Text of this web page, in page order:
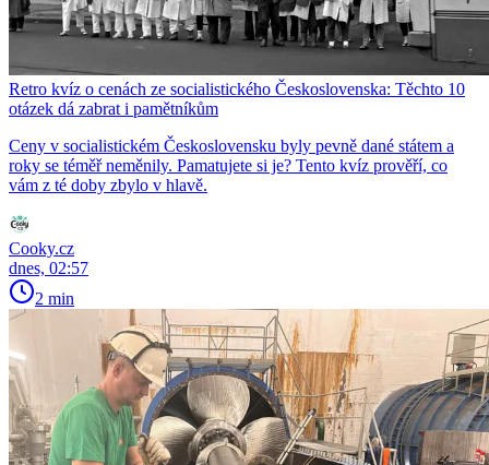
Retro kvíz o cenách ze socialistického Československa: Těchto 10
otázek dá zabrat i pamětníkům
Ceny v socialistickém Československu byly pevně dané státem a
roky se téměř neměnily. Pamatujete si je? Tento kvíz prověří, co
vám z té doby zbylo v hlavě.
Cooky.cz
dnes, 02:57
2 min